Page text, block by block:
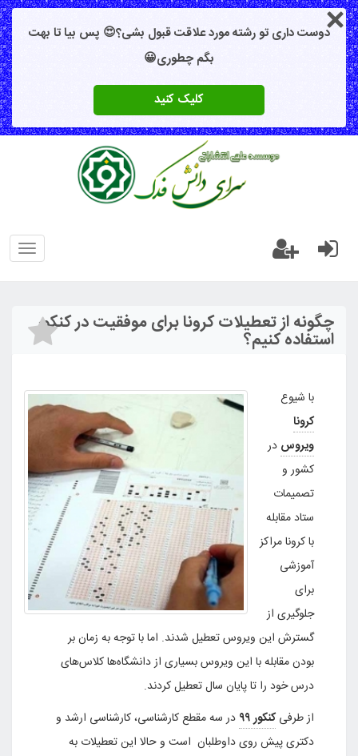
دوست داری تو رشته مورد علاقت قبول بشی؟😍 پس بیا تا بهت
بگم چطوری😀
کلیک کنید
چگونه از تعطیلات کرونا برای موفقیت در کنکور
استفاده کنیم؟
با شیوع
کرونا
ویروس در
کشور و
تصمیمات
ستاد مقابله
با کرونا مراکز
آموزشی
برای
جلوگیری از
گسترش این ویروس تعطیل شدند. اما با توجه به زمان بر
بودن مقابله با این ویروس بسیاری از دانشگاه‌ها کلاس‌های
درس خود را تا پایان سال تعطیل کردند.
از طرفیکنکور ۹۹
در سه مقطع کارشناسی، کارشناسی ارشد و
دکتری پیش روی داوطلبان است و حالا این تعطیلات به